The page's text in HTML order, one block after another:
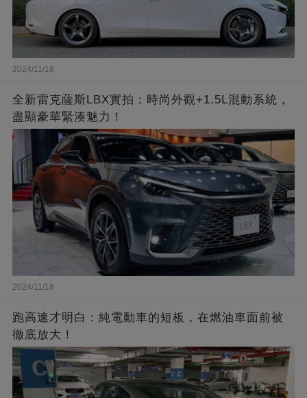
2024/11/18
全新雷克薩斯LBX實拍：時尚外觀+1.5L混動系統，
盡顯豪華緊湊魅力！
2024/11/18
跑高速才明白：純電動車的短板，在燃油車面前被
徹底放大！